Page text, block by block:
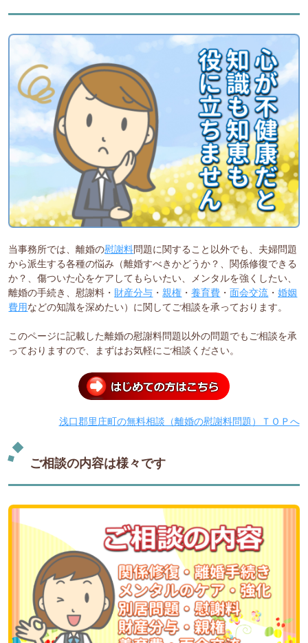
当事務所では、離婚の慰謝料問題に関すること以外でも、夫婦問題
から派生する各種の悩み（離婚すべきかどうか？、関係修復できる
か？、傷ついた心をケアしてもらいたい、メンタルを強くしたい、
離婚の手続き、慰謝料・ 財産分与 ・親権 ・養育費 ・面会交流 ・婚姻
費用などの知識を深めたい）に関してご相談を承っております。
このページに記載した離婚の慰謝料問題以外の問題でもご相談を承
っておりますので、まずはお気軽にご相談ください。
浅口郡里庄町の無料相談（離婚の慰謝料問題）ＴＯＰへ
ご相談の内容は様々です